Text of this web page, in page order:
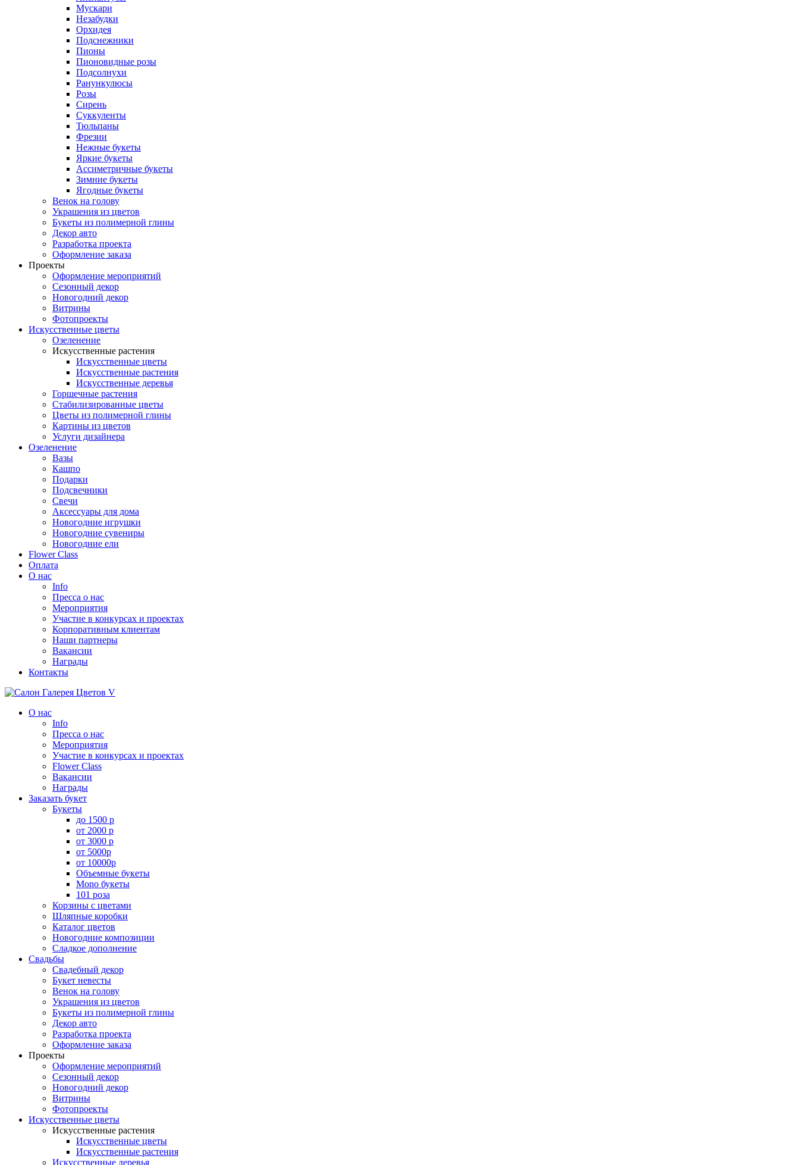
Мускари
Незабудки
Орхидея
Подснежники
Пионы
Пионовидные розы
Подсолнухи
Ранункулюсы
Розы
Сирень
Суккуленты
Тюльпаны
Фрезии
Нежные букеты
Яркие букеты
Ассиметричные букеты
Зимние букеты
Ягодные букеты
Венок на голову
Украшения из цветов
Букеты из полимерной глины
Декор авто
Разработка проекта
Оформление заказа
Проекты
Оформление мероприятий
Сезонный декор
Новогодний декор
Витрины
Фотопроекты
Искусственные цветы
Озеленение
Искусственные растения
Искусственные цветы
Искусственные растения
Искусственные деревья
Горшечные растения
Стабилизированные цветы
Цветы из полимерной глины
Картины из цветов
Услуги дизайнера
Озеленение
Вазы
Кашпо
Подарки
Подсвечники
Свечи
Аксессуары для дома
Новогодние игрушки
Новогодние сувениры
Новогодние ели
Flower Class
Оплата
О нас
Info
Пресса о нас
Мероприятия
Участие в конкурсах и проектах
Корпоративным клиентам
Наши партнеры
Вакансии
Награды
Контакты
О нас
Info
Пресса о нас
Мероприятия
Участие в конкурсах и проектах
Flower Class
Вакансии
Награды
Заказать букет
Букеты
до 1500 р
от 2000 р
от 3000 р
от 5000р
от 10000р
Объемные букеты
Mono букеты
101 роза
Корзины с цветами
Шляпные коробки
Каталог цветов
Новогодние композиции
Сладкое дополнение
Свадьбы
Свадебный декор
Букет невесты
Венок на голову
Украшения из цветов
Букеты из полимерной глины
Декор авто
Разработка проекта
Оформление заказа
Проекты
Оформление мероприятий
Сезонный декор
Новогодний декор
Витрины
Фотопроекты
Искусственные цветы
Искусственные растения
Искусственные цветы
Искусственные растения
Искусственные деревья